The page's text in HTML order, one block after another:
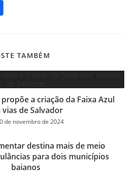
TAMBÉM
a criação da Faixa Azul
vias de Salvador
de novembro de 2024
destina mais de meio
para dois municípios
baianos